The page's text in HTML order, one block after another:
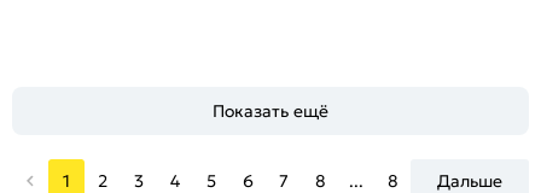
Показать ещё
1 2 3 4 5 6 7 8 ... 8 Дальше